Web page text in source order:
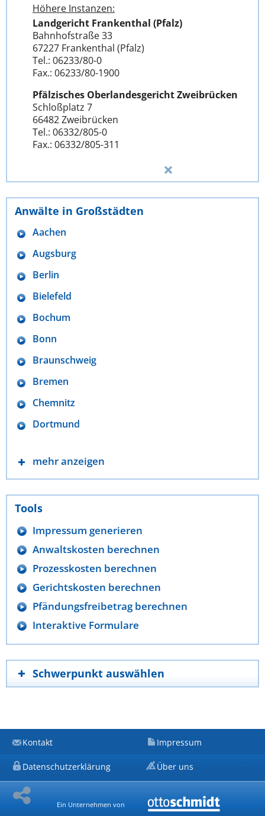
Höhere Instanzen:
Landgericht Frankenthal (Pfalz)
Bahnhofstraße 33
67227 Frankenthal (Pfalz)
Tel.: 06233/80-0
Fax.: 06233/80-1900
Pfälzisches Oberlandesgericht Zweibrücken
Schloßplatz 7
66482 Zweibrücken
Tel.: 06332/805-0
Fax.: 06332/805-311
Anwälte in Großstädten
Aachen
Augsburg
Berlin
Bielefeld
Bochum
Bonn
Braunschweig
Bremen
Chemnitz
Dortmund
mehr anzeigen
Tools
Impressum generieren
Anwaltskosten berechnen
Prozesskosten berechnen
Gerichtskosten berechnen
Pfändungsfreibetrag berechnen
Interaktive Formulare
Schwerpunkt auswählen
Kontakt Impressum
Datenschutzerklärung Über uns
Ein Unternehmen von